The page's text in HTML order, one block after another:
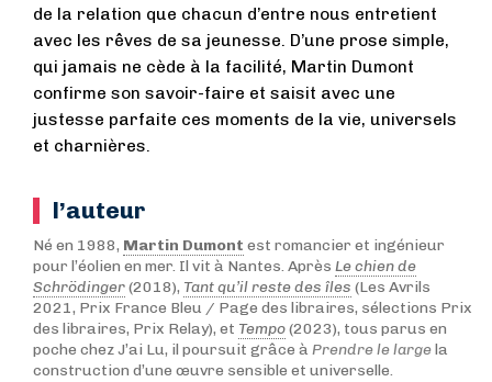
de la relation que chacun d’entre nous entretient
avec les rêves de sa jeunesse. D’une prose simple,
qui jamais ne cède à la facilité, Martin Dumont
confirme son savoir-faire et saisit avec une
justesse parfaite ces moments de la vie, universels
et charnières.
l’auteur
Né en 1988, Martin Dumont est romancier et ingénieur
pour l’éolien en mer. Il vit à Nantes. Après Le chien de
Schrödinger(2018), Tant qu’il reste des îles (Les Avrils
2021, Prix France Bleu / Page des libraires, sélections Prix
des libraires, Prix Relay), et Tempo(2023), tous parus en
poche chez J’ai Lu, il poursuit grâce à Prendre le largela
construction d’une œuvre sensible et universelle.